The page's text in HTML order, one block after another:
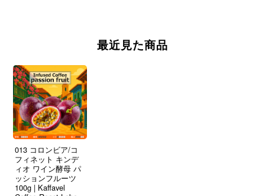
最近見た商品
013 コロンビア/コ
フィネット キンデ
ィオ ワイン酵母 パ
ッションフルーツ
100g | Kaffavel